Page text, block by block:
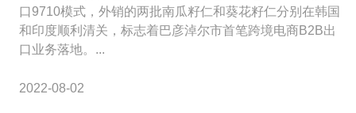
口9710模式，外销的两批南瓜籽仁和葵花籽仁分别在韩国
和印度顺利清关，标志着巴彦淖尔市首笔跨境电商B2B出
口业务落地。...
2022-08-02